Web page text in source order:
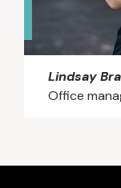
waar ze
trainingen
Lindsay
Office